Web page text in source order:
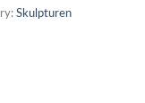
Skulpturen